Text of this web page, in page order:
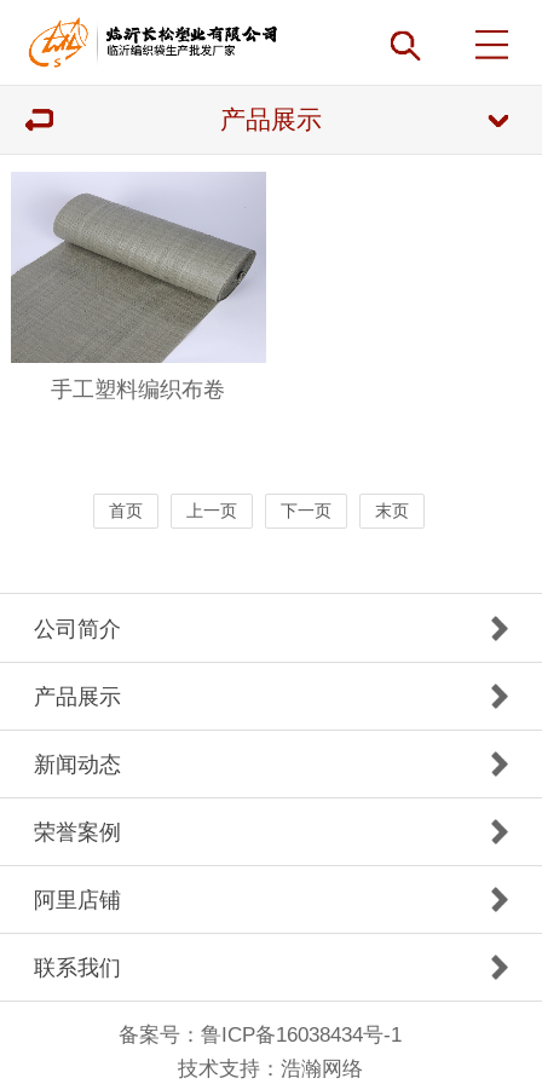
产品展示
手工塑料编织布卷
首页 上一页 下一页 末页
公司简介
产品展示
新闻动态
荣誉案例
阿里店铺
联系我们
备案号：鲁ICP备16038434号-1
技术支持：浩瀚网络